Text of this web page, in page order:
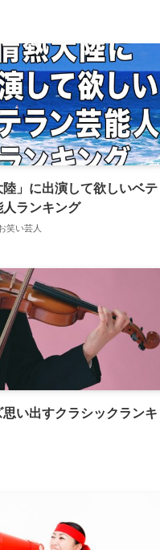
陸」に出演して欲しいベテ
ランキング
笑い芸人
い出すクラシックランキ